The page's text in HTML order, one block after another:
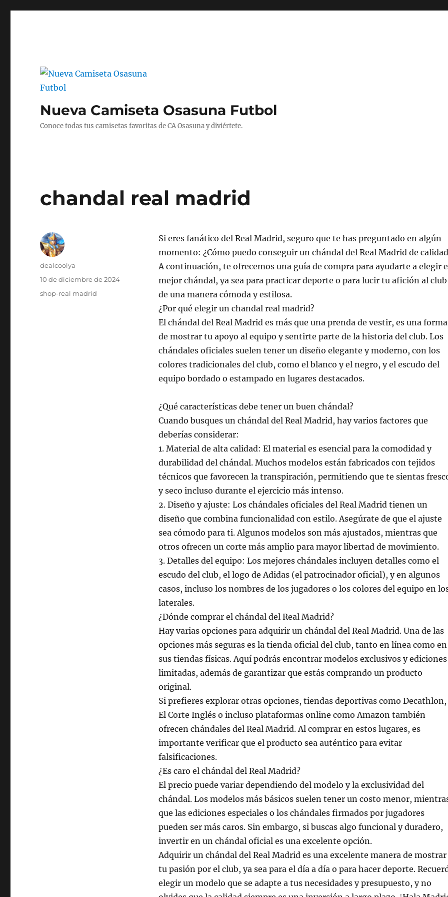
Nueva Camiseta Osasuna Futbol
Conoce todas tus camisetas favoritas de CA Osasuna y diviértete.
chandal real madrid
Si eres fanático del Real Madrid, seguro que te has preguntado en algún
momento: ¿Cómo puedo conseguir un chándal del Real Madrid de
A continuación, te ofrecemos una guía de compra para ayudarte a elegir
mejor chándal, ya sea para practicar deporte o para lucir tu afición al club
de una manera cómoda y estilosa.
¿Por qué elegir un chandal real madrid?
El chándal del Real Madrid es más que una prenda de vestir, es una forma
de mostrar tu apoyo al equipo y sentirte parte de la historia del club. Los
chándales oficiales suelen tener un diseño elegante y moderno, con los
colores tradicionales del club, como el blanco y el negro, y el escudo del
equipo bordado o estampado en lugares destacados.
¿Qué características debe tener un buen chándal?
Cuando busques un chándal del Real Madrid, hay varios factores que
deberías considerar:
1. Material de alta calidad: El material es esencial para la comodidad y
durabilidad del chándal. Muchos modelos están fabricados con tejidos
técnicos que favorecen la transpiración, permitiendo que te sientas
y seco incluso durante el ejercicio más intenso.
2. Diseño y ajuste: Los chándales oficiales del Real Madrid tienen un
diseño que combina funcionalidad con estilo. Asegúrate de que el ajuste
sea cómodo para ti. Algunos modelos son más ajustados, mientras que
otros ofrecen un corte más amplio para mayor libertad de movimiento.
3. Detalles del equipo: Los mejores chándales incluyen detalles como el
escudo del club, el logo de Adidas (el patrocinador oficial), y en algunos
casos, incluso los nombres de los jugadores o los colores del equipo en
laterales.
¿Dónde comprar el chándal del Real Madrid?
Hay varias opciones para adquirir un chándal del Real Madrid. Una de las
opciones más seguras es la tienda oficial del club, tanto en línea como en
sus tiendas físicas. Aquí podrás encontrar modelos exclusivos y ediciones
limitadas, además de garantizar que estás comprando un producto
original.
Si prefieres explorar otras opciones, tiendas deportivas como Decathlon,
El Corte Inglés o incluso plataformas online como Amazon también
ofrecen chándales del Real Madrid. Al comprar en estos lugares, es
importante verificar que el producto sea auténtico para evitar
falsificaciones.
¿Es caro el chándal del Real Madrid?
El precio puede variar dependiendo del modelo y la exclusividad del
chándal. Los modelos más básicos suelen tener un costo menor,
que las ediciones especiales o los chándales firmados por jugadores
pueden ser más caros. Sin embargo, si buscas algo funcional y duradero,
invertir en un chándal oficial es una excelente opción.
Adquirir un chándal del Real Madrid es una excelente manera de mostrar
tu pasión por el club, ya sea para el día a día o para hacer deporte.
elegir un modelo que se adapte a tus necesidades y presupuesto, y no
Autor
dealcoolya
Publicado
el
10 de diciembre de 2024
Categorías
shop-real madrid